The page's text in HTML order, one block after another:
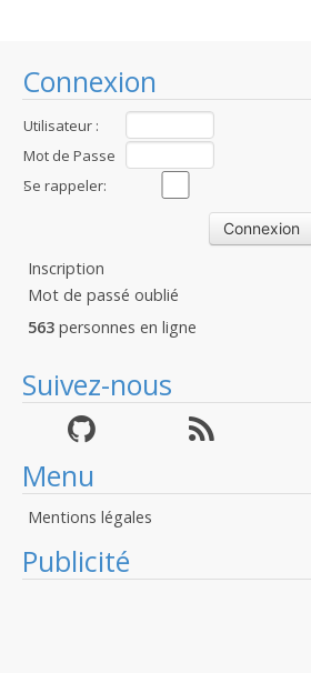
Connexion
Utilisateur :
Mot de Passe
:Se rappeler:
Inscription
Mot de passé oublié
563 personnes en ligne
Suivez-nous
Menu
Mentions légales
Publicité